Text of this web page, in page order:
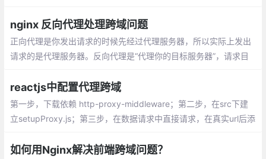
nginx 反向代理处理跨域问题
正向代理是你发出请求的时候先经过代理服务器，所以实际上发出
请求的是代理服务器。反向代理是“代理你的目标服务器”，请求目
代理用于处理跨域问题。
reactjs中配置代理跨域
第一步，下载依赖 http-proxy-middleware；第二步，在src下建
立setupProxy.js；第三步，在数据请求中直接请求，在真实url后添
如何用Nginx解决前端跨域问题？